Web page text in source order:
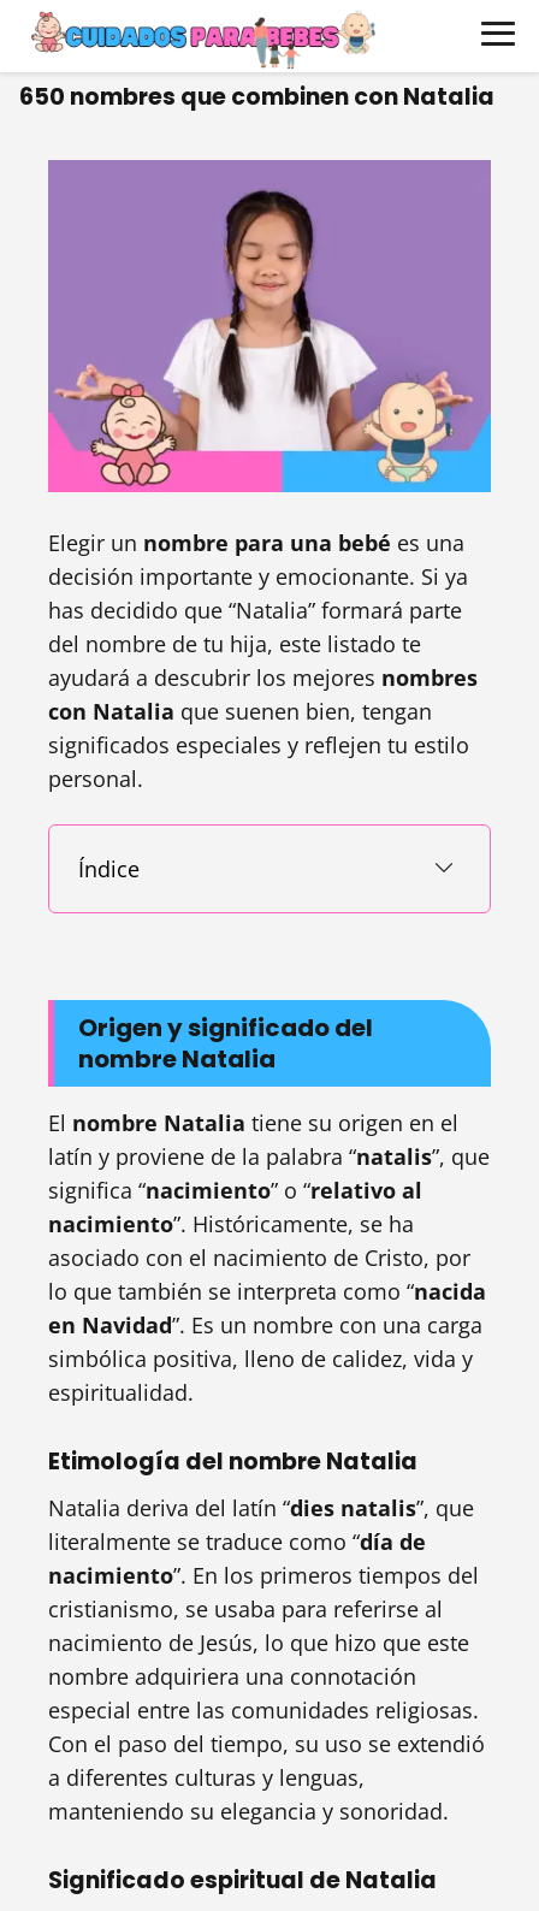
650 nombres que combinen con Natalia
Elegir un nombre para una bebé es una
decisión importante y emocionante. Si ya
has decidido que “Natalia” formará parte
del nombre de tu hija, este listado te
ayudará a descubrir los mejores nombres
con Natalia que suenen bien, tengan
significados especiales y reflejen tu estilo
personal.
Índice
Origen y significado del
nombre Natalia
El nombre Natalia tiene su origen en el
latín y proviene de la palabra “natalis”, que
significa “nacimiento” o “relativo al
nacimiento”. Históricamente, se ha
asociado con el nacimiento de Cristo, por
lo que también se interpreta como “nacida
en Navidad”. Es un nombre con una carga
simbólica positiva, lleno de calidez, vida y
espiritualidad.
Etimología del nombre Natalia
Natalia deriva del latín “dies natalis”, que
literalmente se traduce como “día de
nacimiento”. En los primeros tiempos del
cristianismo, se usaba para referirse al
nacimiento de Jesús, lo que hizo que este
nombre adquiriera una connotación
especial entre las comunidades religiosas.
Con el paso del tiempo, su uso se extendió
a diferentes culturas y lenguas,
manteniendo su elegancia y sonoridad.
Significado espiritual de Natalia